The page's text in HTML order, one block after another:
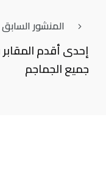
المنشور السابق
إحدى أقدم
جميع الجماجم